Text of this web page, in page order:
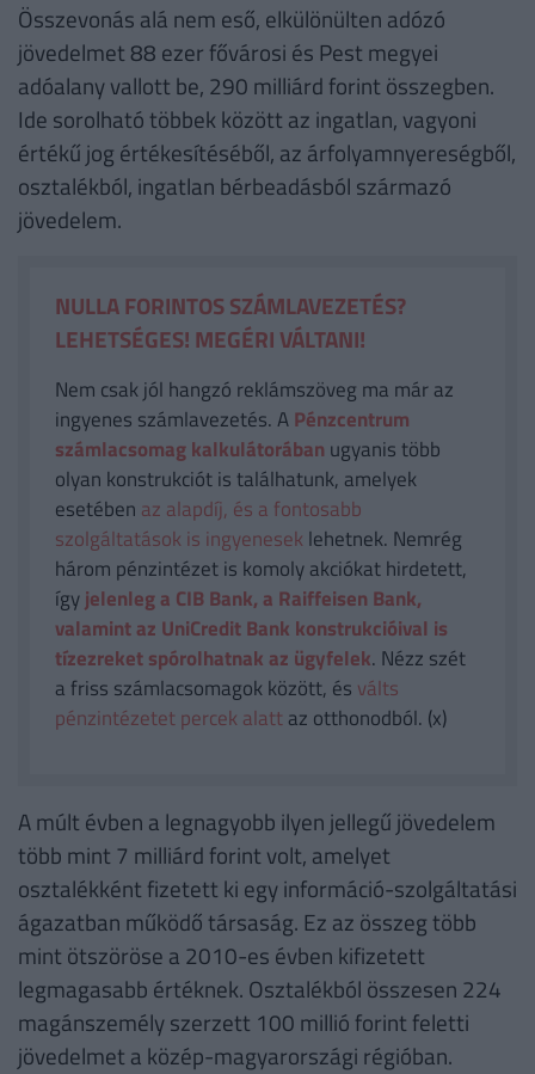
Összevonás alá nem eső, elkülönülten adózó
jövedelmet 88 ezer fővárosi és Pest megyei
adóalany vallott be, 290 milliárd forint összegben.
Ide sorolható többek között az ingatlan, vagyoni
értékű jog értékesítéséből, az árfolyamnyereségből,
osztalékból, ingatlan bérbeadásból származó
jövedelem.
NULLA FORINTOS SZÁMLAVEZETÉS?
LEHETSÉGES! MEGÉRI VÁLTANI!
Nem csak jól hangzó reklámszöveg ma már az
ingyenes számlavezetés. APénzcentrum
számlacsomag kalkulátorában ugyanis több
olyan konstrukciót is találhatunk, amelyek
esetében az alapdíj, és a fontosabb
szolgáltatások is ingyenesek lehetnek. Nemrég
három pénzintézet is komoly akciókat hirdetett,
ígyjelenleg a CIB Bank, a Raiffeisen Bank,
valamint az UniCredit Bank konstrukcióival is
tízezreket spórolhatnak az ügyfelek. Nézz szét
a friss számlacsomagok között, és válts
pénzintézetet percek alattaz otthonodból. (x)
A múlt évben a legnagyobb ilyen jellegű jövedelem
több mint 7 milliárd forint volt, amelyet
osztalékként fizetett ki egy információ-szolgáltatási
ágazatban működő társaság. Ez az összeg több
mint ötszöröse a 2010-es évben kifizetett
legmagasabb értéknek. Osztalékból összesen 224
magánszemély szerzett 100 millió forint feletti
jövedelmet a közép-magyarországi régióban.